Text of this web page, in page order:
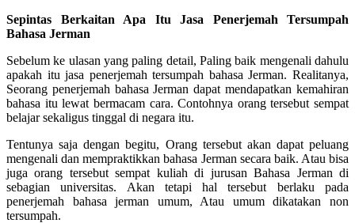
Sepintas Berkaitan Apa Itu Jasa Penerjemah Tersumpah
Bahasa Jerman
Sebelum ke ulasan yang paling detail, Paling baik mengenali dahulu
apakah itu jasa penerjemah tersumpah bahasa Jerman. Realitanya,
Seorang penerjemah bahasa Jerman dapat mendapatkan kemahiran
bahasa itu lewat bermacam cara. Contohnya orang tersebut sempat
belajar sekaligus tinggal di negara itu.
Tentunya saja dengan begitu, Orang tersebut akan dapat peluang
mengenali dan mempraktikkan bahasa Jerman secara baik. Atau bisa
juga orang tersebut sempat kuliah di jurusan Bahasa Jerman di
sebagian universitas. Akan tetapi hal tersebut berlaku pada
penerjemah bahasa jerman umum, Atau umum dikatakan non
tersumpah.